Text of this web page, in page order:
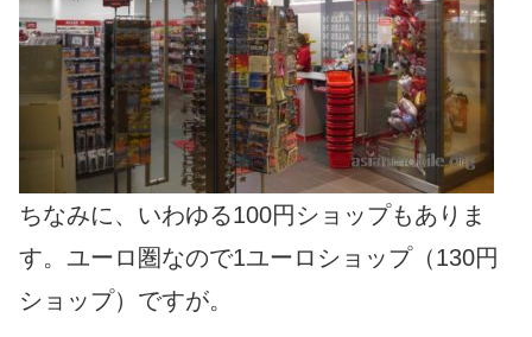
ちなみに、いわゆる100円ショップもありま
す。ユーロ圏なので1ユーロショップ（130円
ショップ）ですが。